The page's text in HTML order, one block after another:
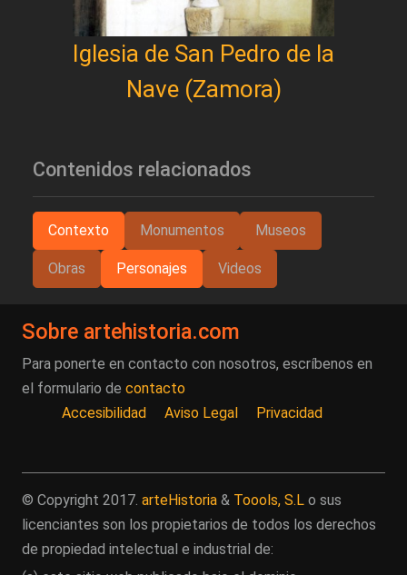
Iglesia de San Pedro de la
Nave (Zamora)
Contenidos relacionados
Contexto Monumentos Museos
Obras Personajes Videos
Sobre artehistoria.com
Para ponerte en contacto con nosotros, escríbenos en
el formulario de contacto
Accesibilidad
Aviso Legal Privacidad
© Copyright 2017. arteHistoria & Toools, S.L o sus
licenciantes son los propietarios de todos los derechos
de propiedad intelectual e industrial de: